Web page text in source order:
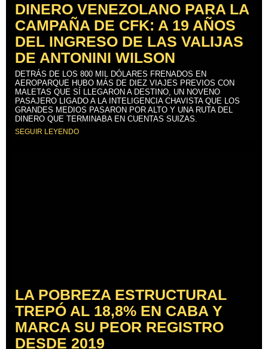
DINERO VENEZOLANO PARA LA
CAMPAÑA DE CFK: A 19 AÑOS
DEL INGRESO DE LAS VALIJAS
DE ANTONINI WILSON
DETRÁS DE LOS 800 MIL DÓLARES FRENADOS EN
AEROPARQUE HUBO MÁS DE DIEZ VIAJES PREVIOS CON
MALETAS QUE SÍ LLEGARON A DESTINO, UN NOVENO
PASAJERO LIGADO A LA INTELIGENCIA CHAVISTA QUE LOS
GRANDES MEDIOS PASARON POR ALTO Y UNA RUTA DEL
DINERO QUE TERMINABA EN CUENTAS SUIZAS.
SEGUIR LEYENDO
LA POBREZA ESTRUCTURAL
TREPÓ AL 18,8% EN CABA Y
MARCA SU PEOR REGISTRO
DESDE 2019